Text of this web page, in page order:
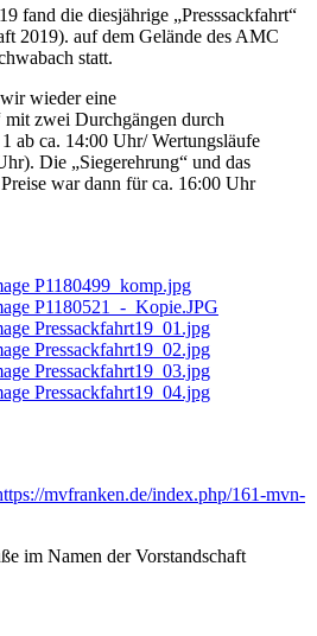
fand die diesjährige „Presssackfahrt“
2019). auf dem Gelände des AMC
statt.
wieder eine
zwei Durchgängen durch
ab ca. 14:00 Uhr/ Wertungsläufe
Die „Siegerehrung“ und das
war dann für ca. 16:00 Uhr
mvfranken.de/index.php/161-mvn-
im Namen der Vorstandschaft